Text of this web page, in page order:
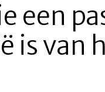
een
is van